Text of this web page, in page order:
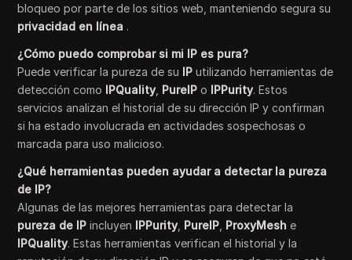
bloqueo por parte de los sitios web, manteniendo segura su
privacidad en línea .
¿Cómo puedo comprobar si mi IP es pura?
Puede verificar la pureza de su IP utilizando herramientas de
detección como IPQuality, PureIP o IPPurity. Estos
servicios analizan el historial de su dirección IP y confirman
si ha estado involucrada en actividades sospechosas o
marcada para uso malicioso.
¿Qué herramientas pueden ayudar a detectar la pureza
de IP?
Algunas de las mejores herramientas para detectar la
pureza de IP incluyen IPPurity, PureIP ProxyMesh e
IPQuality. Estas herramientas verifican el historial y la